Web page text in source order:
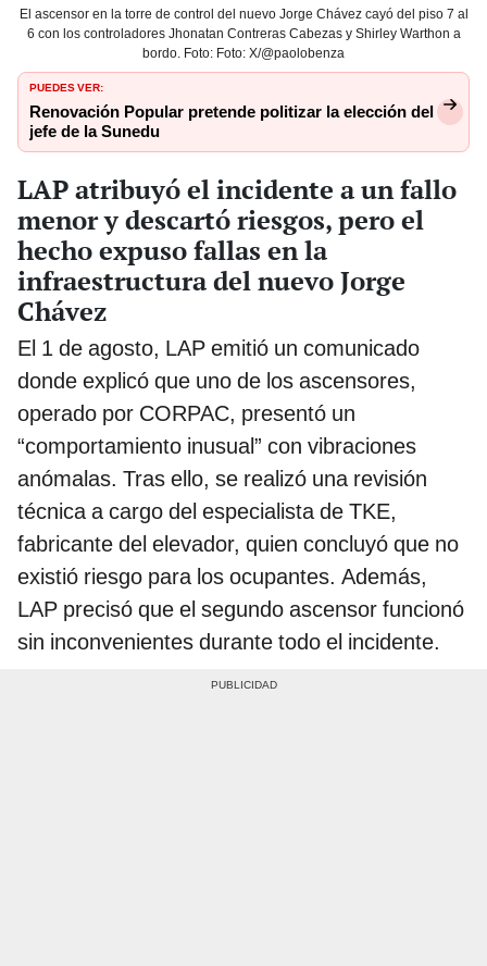
El ascensor en la torre de control del nuevo Jorge Chávez cayó del piso 7 al
6 con los controladores Jhonatan Contreras Cabezas y Shirley Warthon a
bordo. Foto: Foto: X/@paolobenza
PUEDES VER:
Renovación Popular pretende politizar la elección del
jefe de la Sunedu
LAP atribuyó el incidente a un fallo
menor y descartó riesgos, pero el
hecho expuso fallas en la
infraestructura del nuevo Jorge
Chávez
El 1 de agosto, LAP emitió un comunicado
donde explicó que uno de los ascensores,
operado por CORPAC, presentó un
“comportamiento inusual” con vibraciones
anómalas. Tras ello, se realizó una revisión
técnica a cargo del especialista de TKE,
fabricante del elevador, quien concluyó que no
existió riesgo para los ocupantes. Además,
LAP precisó que el segundo ascensor funcionó
sin inconvenientes durante todo el incidente.